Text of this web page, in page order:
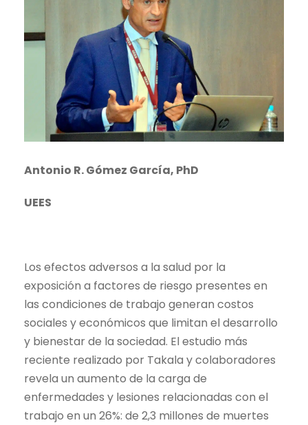
Antonio R. Gómez García, PhD
UEES
Los efectos adversos a la salud por la
exposición a factores de riesgo presentes en
las condiciones de trabajo generan costos
sociales y económicos que limitan el desarrollo
y bienestar de la sociedad. El estudio más
reciente realizado por Takala y colaboradores
revela un aumento de la carga de
enfermedades y lesiones relacionadas con el
trabajo en un 26%: de 2,3 millones de muertes